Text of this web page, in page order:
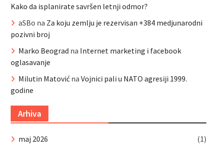
Kako da isplanirate savršen letnji odmor?
aSBo na Za koju zemlju je rezervisan +384 medjunarodni
pozivni broj
Marko Beograd na Internet marketing i facebook
oglasavanje
Milutin Matovićna Vojnici pali u NATO agresiji 1999.
godine
Arhiva
maj 2026
(1)